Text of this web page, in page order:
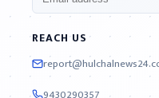
REACH US
9430290357